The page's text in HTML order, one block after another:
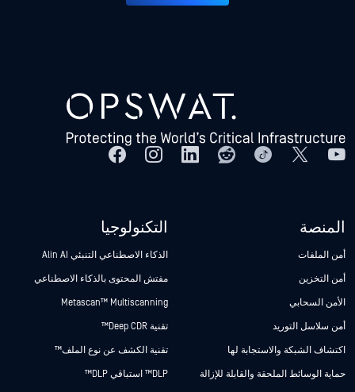
المنصة
أمن الملفات
أمن التخزين
الأمن السحابي
أمن سلاسل التوريد
اكتشاف الشبكة والاستجابة لها
حماية الوسائط الملحقة والقابلة للإزالة
التكنولوجيا
الذكاء الاصطناعي التنبئي Alin AI
مفتش المحتوى بالذكاء الاصطناعي
Metascan™ Multiscanning
تقنية Deep CDR™
تقنية الكشف عن نوع الملف™
DLP™ استباقي DLP™